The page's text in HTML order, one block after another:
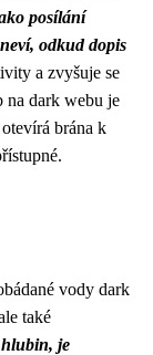
posílání
odkud dopis
a zvyšuje se
na dark webu je
brána k
vody dark
také
hlubin, je